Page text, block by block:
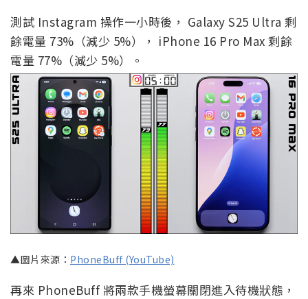
測試 Instagram 操作一小時後， Galaxy S25 Ultra 剩
餘電量 73%（減少 5%）， iPhone 16 Pro Max 剩餘
電量 77%（減少 5%）。
▲圖片來源： PhoneBuff (YouTube)
再來 PhoneBuff 將兩款手機螢幕關閉進入待機狀態，